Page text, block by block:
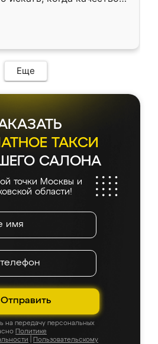
Служит кухня уже почти
нет.
Еще
ТАКСИ
САЛОНА
точки Москвы и
области!
Отправить
на передачу персональных
Политике
Пользовательскому